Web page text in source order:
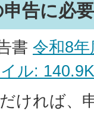
告に必
書 令和8
ル:
ければ、